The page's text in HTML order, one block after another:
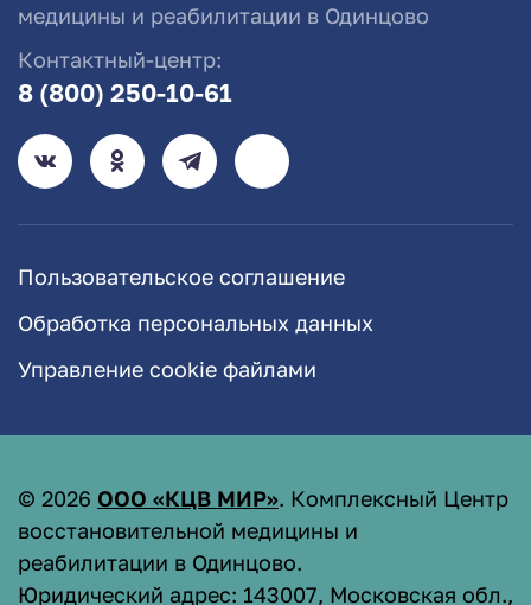
медицины и реабилитации в Одинцово
Контактный-центр:
8 (800) 250-10-61
Пользовательское соглашение
Обработка персональных данных
Управление cookie файлами
© 2026 ООО «КЦВ МИР». Комплексный Центр
восстановительной медицины и
реабилитации в Одинцово.
Юридический адрес: 143007, Московская обл.,